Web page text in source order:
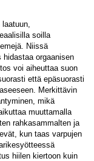
soilla
Niissä
orgaanisen
voi aiheuttaa suon
että epäsuorasti
Merkittävin
mikä
muuttamalla
rahkasammalten ja
kun taas varpujen
hiilen kiertoon kuin